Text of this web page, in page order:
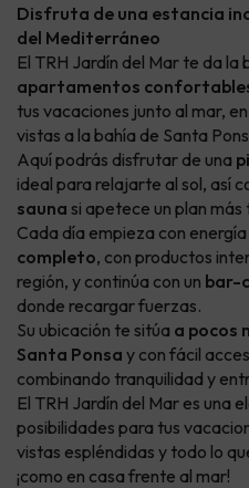
Disfruta de una estancia
del Mediterráneo
El TRH Jardín del Mar te da la
apartamentos
tus vacaciones junto al mar,
vistas a la bahía de Santa
Aquí podrás disfrutar de una
ideal para relajarte al sol, así
sauna si apetece un plan más
Cada día empieza con energía
completo, con productos
región, y continúa con un bar-
donde recargar fuerzas.
Su ubicación te sitúa a pocos
Santa Ponsa y con fácil
combinando tranquilidad y
El TRH Jardín del Mar es una
posibilidades para tus
vistas espléndidas y todo lo
¡como en casa frente al mar!